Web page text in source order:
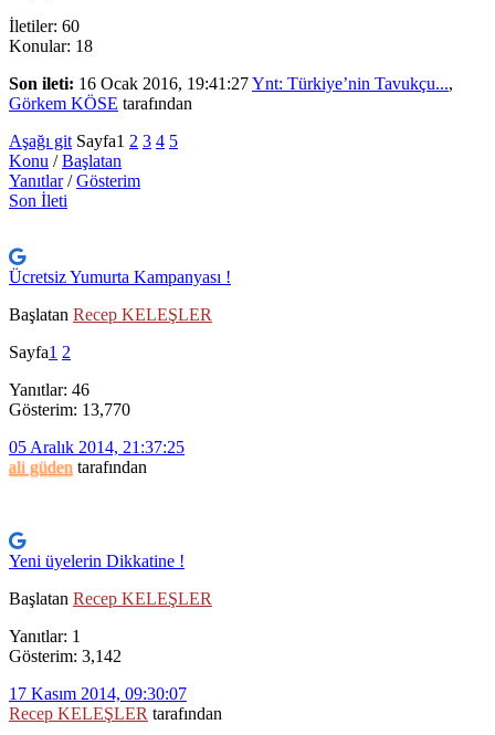
İletiler: 60
Konular: 18
Son ileti: 16 Ocak 2016, 19:41:27Ynt: Türkiye’nin Tavukçu...,
Görkem KÖSE tarafından
Aşağı git Sayfa1 2 3 4 5
Konu /Başlatan
Yanıtlar/Gösterim
Son İleti
Ücretsiz Yumurta Kampanyası !
Başlatan Recep KELEŞLER
Sayfa1 2
Yanıtlar: 46
Gösterim: 13,770
05 Aralık 2014, 21:37:25
ali güden tarafından
Yeni üyelerin Dikkatine !
Başlatan Recep KELEŞLER
Yanıtlar: 1
Gösterim: 3,142
17 Kasım 2014, 09:30:07
Recep KELEŞLER tarafından